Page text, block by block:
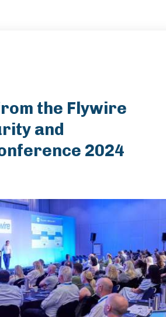
the Flywire
and
2024